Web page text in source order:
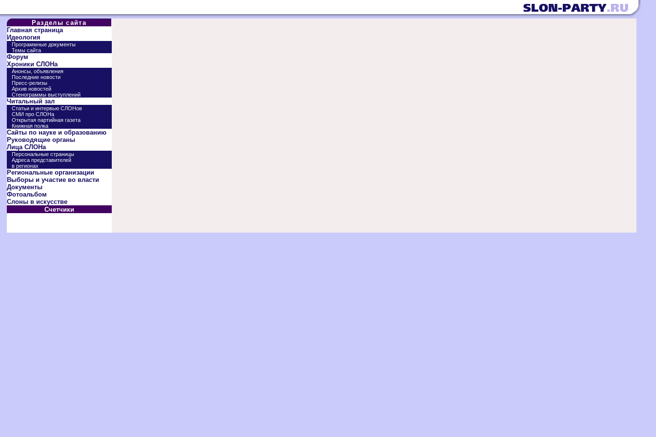
Разделы сайта
Главная страница
Идеология
Программные документы
Темы сайта
Форум
Хроники СЛОНа
Анонсы, объявления
Последние новости
Пресс-релизы
Архив новостей
Стенограммы выступлений
Читальный зал
Статьи и интервью СЛОНов
СМИ про СЛОНа
Открытая партийная газета
Книжная полка
Сайты по науке и образованию
Руководящие органы
Лица СЛОНа
Персональные страницы
Адреса представителей
в регионах
Региональные организации
Выборы и участие во власти
Документы
Фотоальбом
Слоны в искусстве
Счетчики